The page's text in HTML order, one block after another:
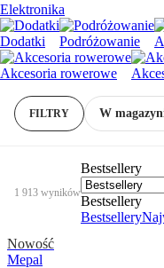
Elektronika
Dodatki Podróżowanie
Akcesoria rowerowe
FILTRY W
1 913 wyników
Bestsellery
Bestsellery
Bestsellery
Nowość
Mepal